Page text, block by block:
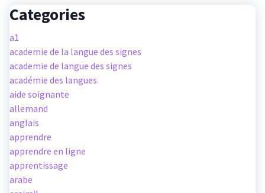
Categories
a1
academie de la langue des signes
academie de langue des signes
académie des langues
aide soignante
allemand
anglais
apprendre
apprendre en ligne
apprentissage
arabe